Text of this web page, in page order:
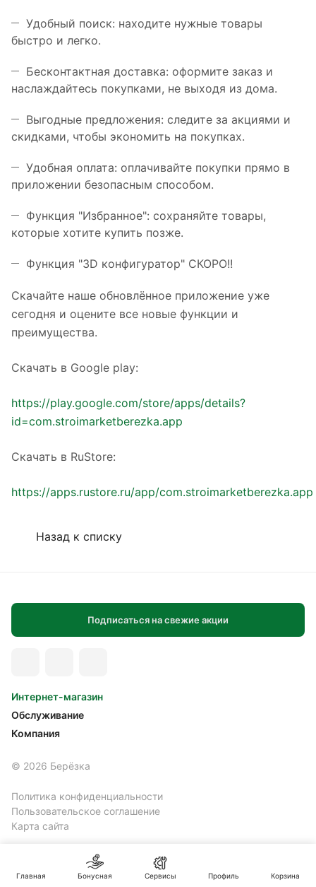
Удобный поиск: находите нужные товары
быстро и легко.
Бесконтактная доставка: оформите заказ и
наслаждайтесь покупками, не выходя из дома.
Выгодные предложения: следите за акциями и
скидками, чтобы экономить на покупках.
Удобная оплата: оплачивайте покупки прямо в
приложении безопасным способом.
Функция "Избранное": сохраняйте товары,
которые хотите купить позже.
Функция "3D конфигуратор" СКОРО!!
Скачайте наше обновлённое приложение уже
сегодня и оцените все новые функции и
преимущества.
Скачать в Google play:
https://play.google.com/store/apps/details?
id=com.stroimarketberezka.app
Скачать в RuStore:
https://apps.rustore.ru/app/com.stroimarketberezka.app
Назад к списку
Подписаться на свежие акции
Интернет-магазин
Обслуживание
Компания
© 2026 Берёзка
Политика конфиденциальности
Пользовательское соглашение
Карта сайта
Главная Бонусная Сервисы Профиль Корзина